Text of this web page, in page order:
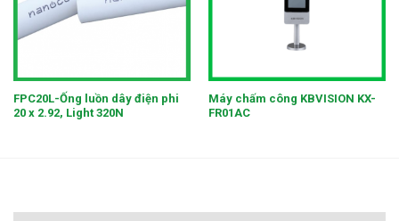
FPC20L-Ống luồn dây điện phi
20 x 2.92, Light 320N
Máy chấm công KBVISION KX-
FR01AC